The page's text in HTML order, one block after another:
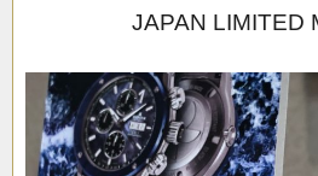
JAPAN LIMITED